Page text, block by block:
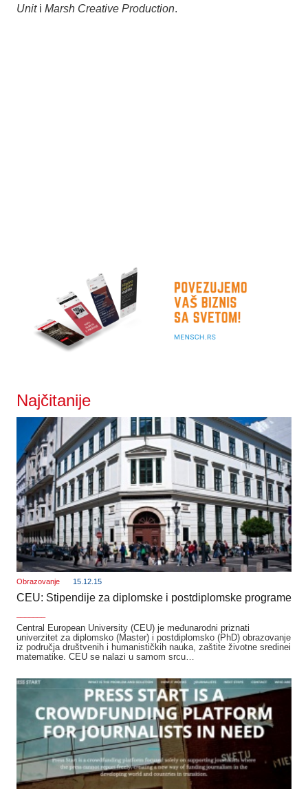
Uniti Marsh Creative Production.
Najčitanije
Obrazovanje 15.12.15
CEU: Stipendije za diplomske i postdiplomske programe
Central European University (CEU) je međunarodni priznati
univerzitet za diplomsko (Master) i postdiplomsko (PhD) obrazovanje
iz područja društvenih i humanističkih nauka, zaštite životne sredinei
matematike. CEU se nalazi u samom srcu…